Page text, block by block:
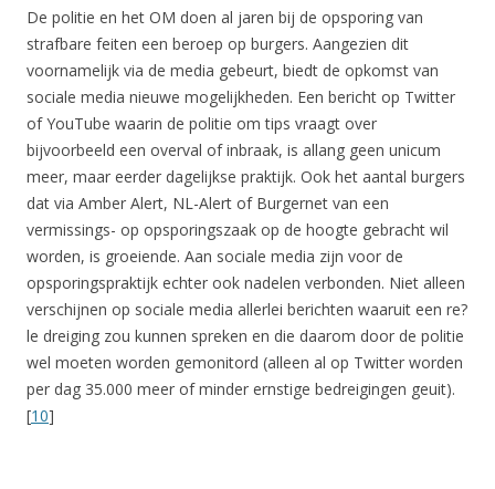
De politie en het OM doen al jaren bij de opsporing van
strafbare feiten een beroep op burgers. Aangezien dit
voornamelijk via de media gebeurt, biedt de opkomst van
sociale media nieuwe mogelijkheden. Een bericht op Twitter
of YouTube waarin de politie om tips vraagt over
bijvoorbeeld een overval of inbraak, is allang geen unicum
meer, maar eerder dagelijkse praktijk. Ook het aantal burgers
dat via Amber Alert, NL-Alert of Burgernet van een
vermissings- op opsporingszaak op de hoogte gebracht wil
worden, is groeiende. Aan sociale media zijn voor de
opsporingspraktijk echter ook nadelen verbonden. Niet alleen
verschijnen op sociale media allerlei berichten waaruit een re?
le dreiging zou kunnen spreken en die daarom door de politie
wel moeten worden gemonitord (alleen al op Twitter worden
per dag 35.000 meer of minder ernstige bedreigingen geuit).
[10]